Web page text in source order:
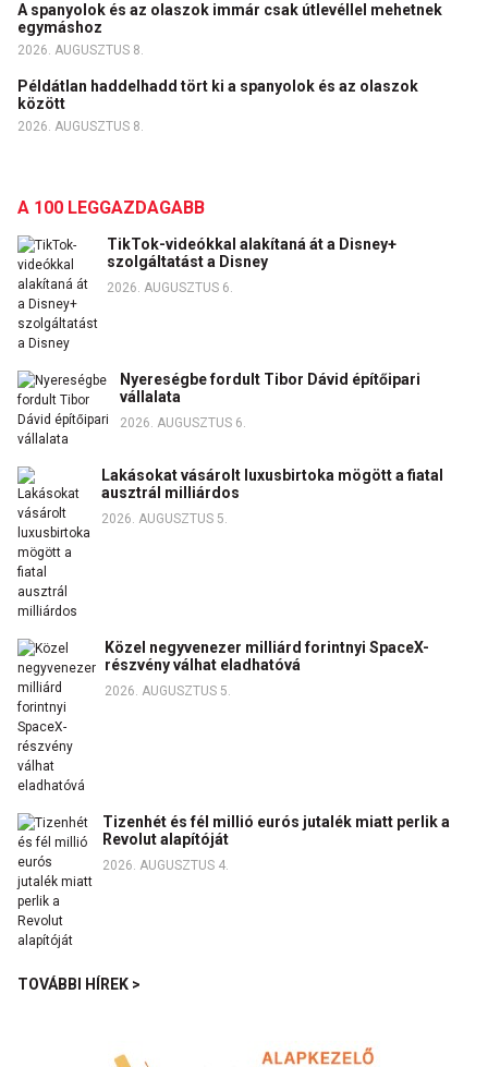
A spanyolok és az olaszok immár csak útlevéllel mehetnek
egymáshoz
2026. AUGUSZTUS 8.
Példátlan haddelhadd tört ki a spanyolok és az olaszok
között
2026. AUGUSZTUS 8.
A 100 LEGGAZDAGABB
TikTok-videókkal alakítaná át a Disney+
szolgáltatást a Disney
2026. AUGUSZTUS 6.
Nyereségbe fordult Tibor Dávid építőipari
vállalata
2026. AUGUSZTUS 6.
Lakásokat vásárolt luxusbirtoka mögött a fiatal
ausztrál milliárdos
2026. AUGUSZTUS 5.
Közel negyvenezer milliárd forintnyi SpaceX-
részvény válhat eladhatóvá
2026. AUGUSZTUS 5.
Tizenhét és fél millió eurós jutalék miatt perlik a
Revolut alapítóját
2026. AUGUSZTUS 4.
TOVÁBBI HÍREK >